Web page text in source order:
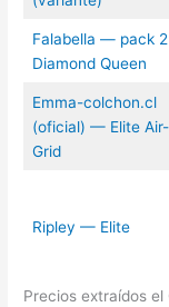
Falabella — pack 2
Diamond Queen
Emma-colchon.cl
(oficial) — Elite Air-
Grid
Ripley — Elite
Precios extraídos